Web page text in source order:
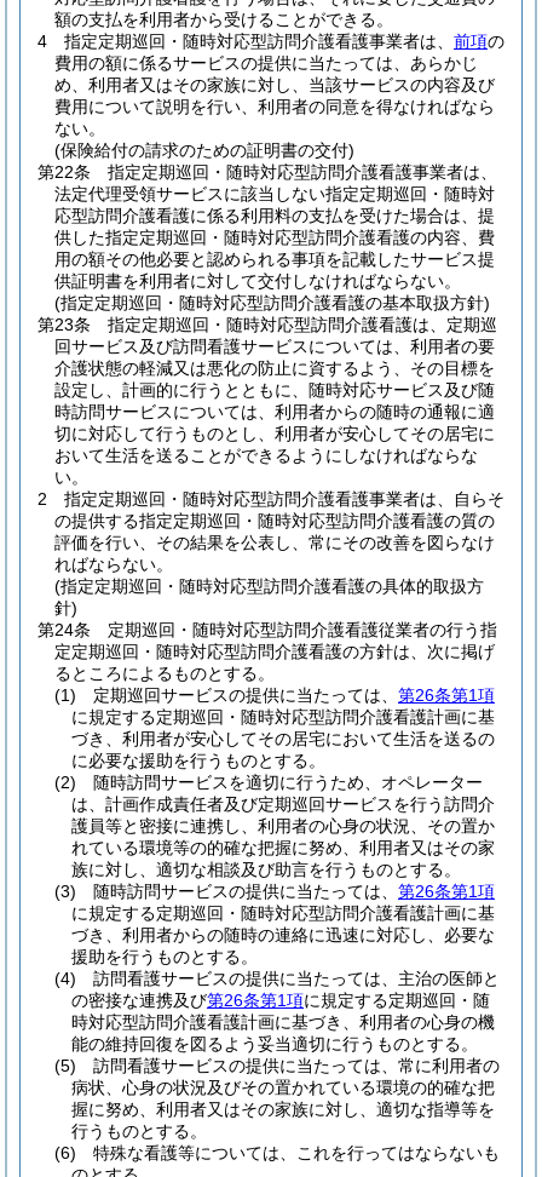
額の支払を利用者から受けることができる。
4
指定定期巡回・随時対応型訪問介護看護事業者は、 前項の
費用の額に係るサービスの提供に当たっては、あらかじ
め、利用者又はその家族に対し、当該サービスの内容及び
費用について説明を行い、利用者の同意を得なければなら
ない。
(保険給付の請求のための証明書の交付)
第22条
指定定期巡回・随時対応型訪問介護看護事業者は、
法定代理受領サービスに該当しない指定定期巡回・随時対
応型訪問介護看護に係る利用料の支払を受けた場合は、提
供した指定定期巡回・随時対応型訪問介護看護の内容、費
用の額その他必要と認められる事項を記載したサービス提
供証明書を利用者に対して交付しなければならない。
(指定定期巡回・随時対応型訪問介護看護の基本取扱方針)
第23条
指定定期巡回・随時対応型訪問介護看護は、定期巡
回サービス及び訪問看護サービスについては、利用者の要
介護状態の軽減又は悪化の防止に資するよう、その目標を
設定し、計画的に行うとともに、随時対応サービス及び随
時訪問サービスについては、利用者からの随時の通報に適
切に対応して行うものとし、利用者が安心してその居宅に
おいて生活を送ることができるようにしなければならな
い。
2
指定定期巡回・随時対応型訪問介護看護事業者は、自らそ
の提供する指定定期巡回・随時対応型訪問介護看護の質の
評価を行い、その結果を公表し、常にその改善を図らなけ
ればならない。
(指定定期巡回・随時対応型訪問介護看護の具体的取扱方
針)
第24条
定期巡回・随時対応型訪問介護看護従業者の行う指
定定期巡回・随時対応型訪問介護看護の方針は、次に掲げ
るところによるものとする。
(1)
定期巡回サービスの提供に当たっては、 第26条第1項
に規定する定期巡回・随時対応型訪問介護看護計画に基
づき、利用者が安心してその居宅において生活を送るの
に必要な援助を行うものとする。
(2)
随時訪問サービスを適切に行うため、オペレーター
は、計画作成責任者及び定期巡回サービスを行う訪問介
護員等と密接に連携し、利用者の心身の状況、その置か
れている環境等の的確な把握に努め、利用者又はその家
族に対し、適切な相談及び助言を行うものとする。
(3)
随時訪問サービスの提供に当たっては、 第26条第1項
に規定する定期巡回・随時対応型訪問介護看護計画に基
づき、利用者からの随時の連絡に迅速に対応し、必要な
援助を行うものとする。
(4)
訪問看護サービスの提供に当たっては、主治の医師と
の密接な連携及び第26条第1項に規定する定期巡回・随
時対応型訪問介護看護計画に基づき、利用者の心身の機
能の維持回復を図るよう妥当適切に行うものとする。
(5)
訪問看護サービスの提供に当たっては、常に利用者の
病状、心身の状況及びその置かれている環境の的確な把
握に努め、利用者又はその家族に対し、適切な指導等を
行うものとする。
(6)
特殊な看護等については、これを行ってはならないも